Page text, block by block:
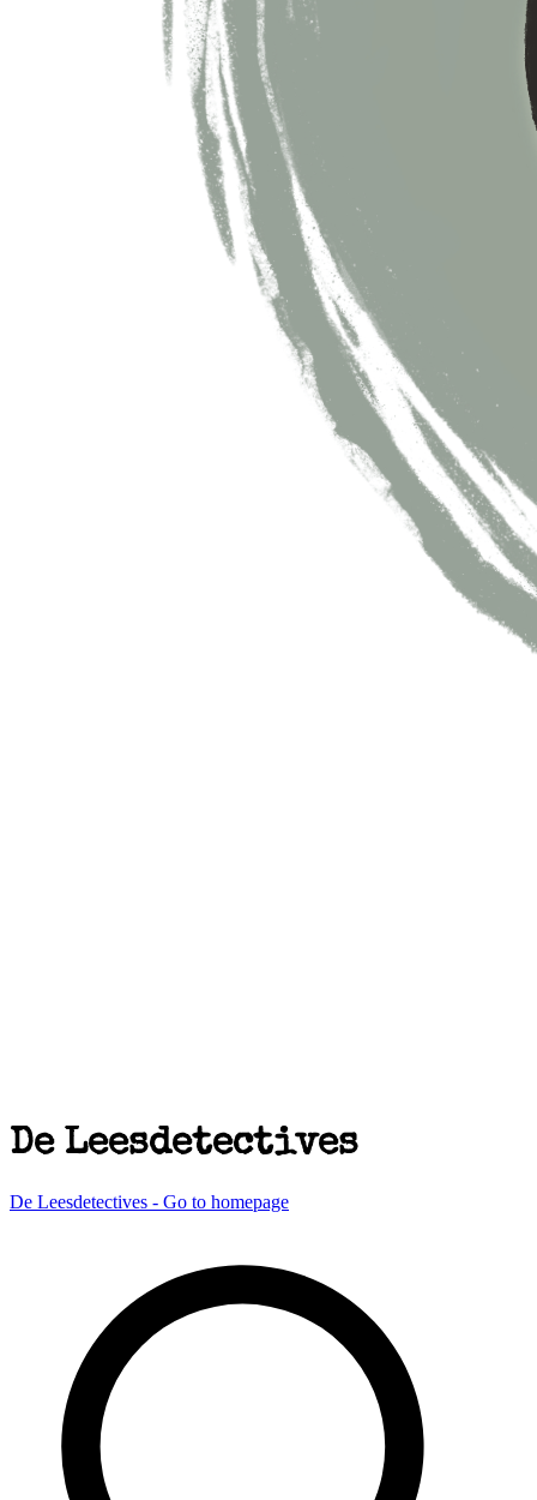
De Leesdetectives
De Leesdetectives - Go to homepage